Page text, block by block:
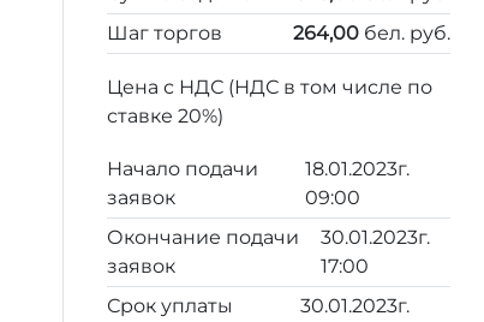
Шаг торгов
264,00 бел. руб.
Цена с НДС (НДС в том числе по
ставке 20%)
Начало подачи
заявок
18.01.2023г.
09:00
Окончание подачи
заявок
30.01.2023г.
17:00
Срок уплаты
30.01.2023г.